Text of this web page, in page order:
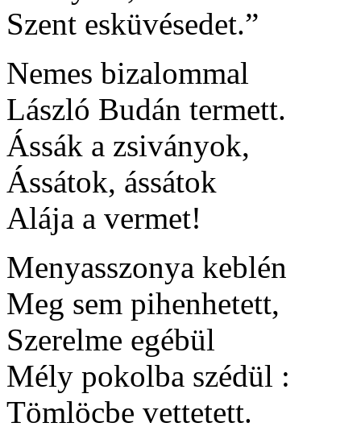
Szent esküvésedet.”
Nemes bizalommal
László Budán termett.
Ássák a zsiványok,
Ássátok, ássátok
Alája a vermet!
Menyasszonya keblén
Meg sem pihenhetett,
Szerelme egébül
Mély pokolba szédül :
Tömlöcbe vettetett.